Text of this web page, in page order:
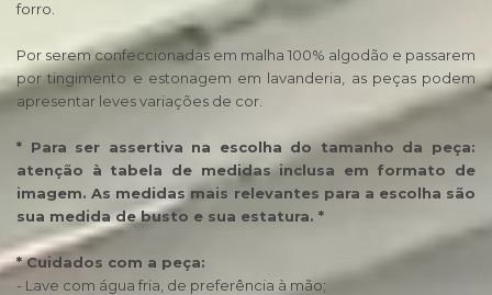
forro.
Por serem confeccionadas em malha 100% algodão e passarem
por tingimento e estonagem em lavanderia, as peças podem
apresentar leves variações de cor.
* Para ser assertiva na escolha do tamanho da peça:
atenção à tabela de medidas inclusa em formato de
imagem. As medidas mais relevantes para a escolha são
sua medida de busto e sua estatura. *
* Cuidados com a peça:
- Lave com água fria, de preferência à mão;